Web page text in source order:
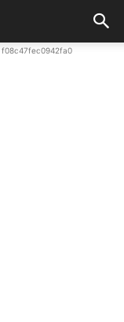
f08c47fec0942fa0